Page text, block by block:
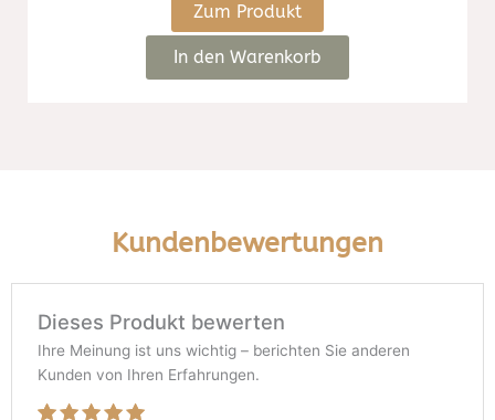
Zum Produkt
In den Warenkorb
Kundenbewertungen
Dieses Produkt bewerten
Ihre Meinung ist uns wichtig – berichten Sie anderen
Kunden von Ihren Erfahrungen.